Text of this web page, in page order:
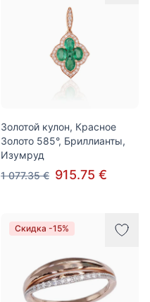
Золотой кулон, Красное
Золото 585°, Бриллианты,
Изумруд
1 077.35 € 915.75 €
Скидка -15%